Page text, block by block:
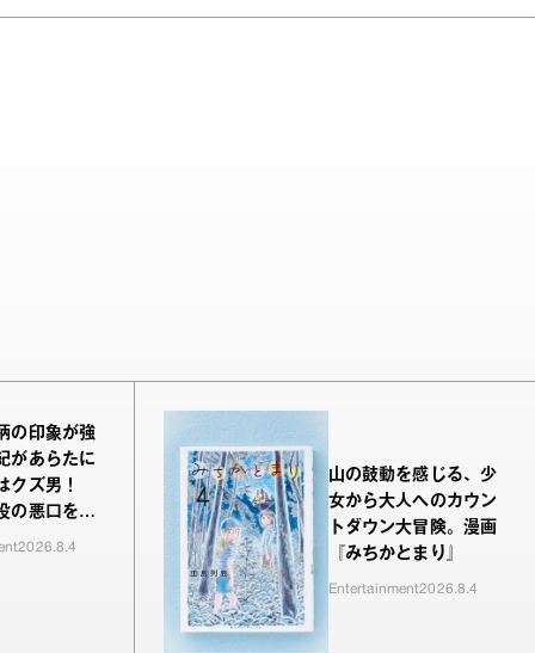
の印象が強
があらたに
クズ男！
の悪口を言
新鮮でした
2026.8.4
山の鼓動を感じる、少
女から大人へのカウン
トダウン大冒険。漫画
『みちかとまり』
Entertainment2026.8.4